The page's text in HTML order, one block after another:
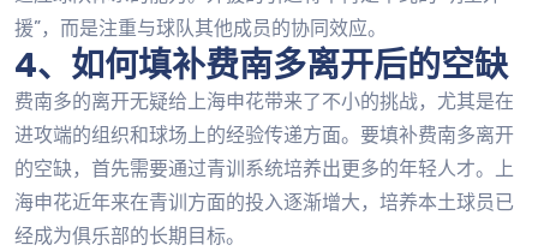
援”，而是注重与球队其他成员的协同效应。
4、如何填补费南多离开后的空缺
费南多的离开无疑给上海申花带来了不小的挑战，尤其是在
进攻端的组织和球场上的经验传递方面。要填补费南多离开
的空缺，首先需要通过青训系统培养出更多的年轻人才。上
海申花近年来在青训方面的投入逐渐增大，培养本土球员已
经成为俱乐部的长期目标。